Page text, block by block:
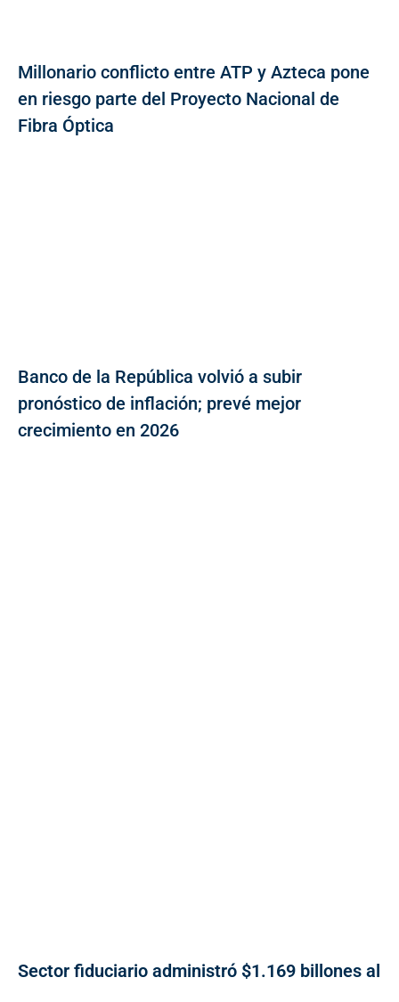
Millonario conflicto entre ATP y Azteca pone
en riesgo parte del Proyecto Nacional de
Fibra Óptica
Banco de la República volvió a subir
pronóstico de inflación; prevé mejor
crecimiento en 2026
Sector fiduciario administró $1.169 billones al